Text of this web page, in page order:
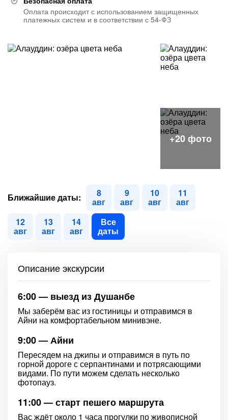
Оплата происходит с использованием защищенных
платежных систем и в соответствии с 54-ФЗ
Ближайшие даты: 8
авг
9
авг
10
авг
11
авг
12
авг
13
авг
14
авг
Все
даты
Описание экскурсии
6:00 — выезд из Душанбе
Мы заберём вас из гостиницы и отправимся в
Айни на комфортабельном минивэне.
9:00 — Айни
Пересядем на джипы и отправимся в путь по
горной дороге с серпантинами и потрясающими
видами. По пути можем сделать несколько
фотопауз.
11:00 — старт пешего маршрута
Вас ждёт около 1 часа прогулки по живописной